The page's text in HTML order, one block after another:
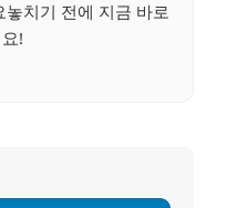
치기 전에 지금 바로
!